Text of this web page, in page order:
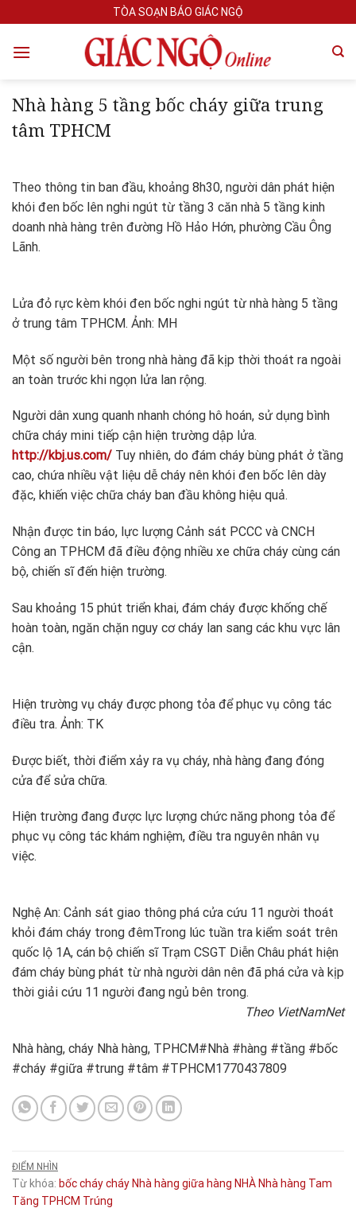
to
content
TÒA SOẠN BÁO GIÁC NGỘ
Nhà hàng 5 tầng bốc cháy giữa trung
tâm TPHCM
Theo thông tin ban đầu, khoảng 8h30, người dân phát hiện
khói đen bốc lên nghi ngút từ tầng 3 căn nhà 5 tầng kinh
doanh nhà hàng trên đường Hồ Hảo Hớn, phường Cầu Ông
Lãnh.
Lửa đỏ rực kèm khói đen bốc nghi ngút từ nhà hàng 5 tầng
ở trung tâm TPHCM. Ảnh: MH
Một số người bên trong nhà hàng đã kịp thời thoát ra ngoài
an toàn trước khi ngọn lửa lan rộng.
Người dân xung quanh nhanh chóng hô hoán, sử dụng bình
chữa cháy mini tiếp cận hiện trường dập lửa.
http://kbj.us.com/ Tuy nhiên, do đám cháy bùng phát ở tầng
cao, chứa nhiều vật liệu dễ cháy nên khói đen bốc lên dày
đặc, khiến việc chữa cháy ban đầu không hiệu quả.
Nhận được tin báo, lực lượng Cảnh sát PCCC và CNCH
Công an TPHCM đã điều động nhiều xe chữa cháy cùng cán
bộ, chiến sĩ đến hiện trường.
Sau khoảng 15 phút triển khai, đám cháy được khống chế
hoàn toàn, ngăn chặn nguy cơ cháy lan sang các khu vực lân
cận.
Hiện trường vụ cháy được phong tỏa để phục vụ công tác
điều tra. Ảnh: TK
Được biết, thời điểm xảy ra vụ cháy, nhà hàng đang đóng
cửa để sửa chữa.
Hiện trường đang được lực lượng chức năng phong tỏa để
phục vụ công tác khám nghiệm, điều tra nguyên nhân vụ
việc.
Nghệ An: Cảnh sát giao thông phá cửa cứu 11 người thoát
khỏi đám cháy trong đêmTrong lúc tuần tra kiểm soát trên
quốc lộ 1A, cán bộ chiến sĩ Trạm CSGT Diễn Châu phát hiện
đám cháy bùng phát từ nhà người dân nên đã phá cửa và kịp
thời giải cứu 11 người đang ngủ bên trong.
Theo VietNamNet
Nhà hàng, cháy Nhà hàng, TPHCM#Nhà #hàng #tầng #bốc
#cháy #giữa #trung #tâm #TPHCM1770437809
ĐIỂM NHÌN
Từ khóa: bốccháycháy Nhà hàng giữa hàng NHÀ Nhà hàng Tam
Tăng TPHCM Trúng